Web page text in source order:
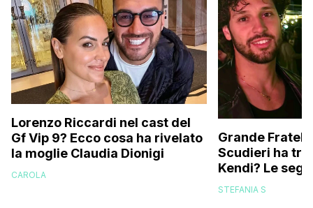
Lorenzo Riccardi nel cast del
Gf Vip 9? Ecco cosa ha rivelato
la moglie Claudia Dionigi
CAROLA
Grande
Scudieri ha
Kendi? Le
replica dell’ex
STEFANIA S